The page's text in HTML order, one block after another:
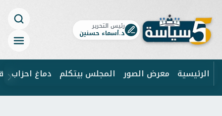
رئيس التحرير
د.أسماء حسنين
الرئيسية معرض الصور المجلس بيتكلم دماغ احزاب